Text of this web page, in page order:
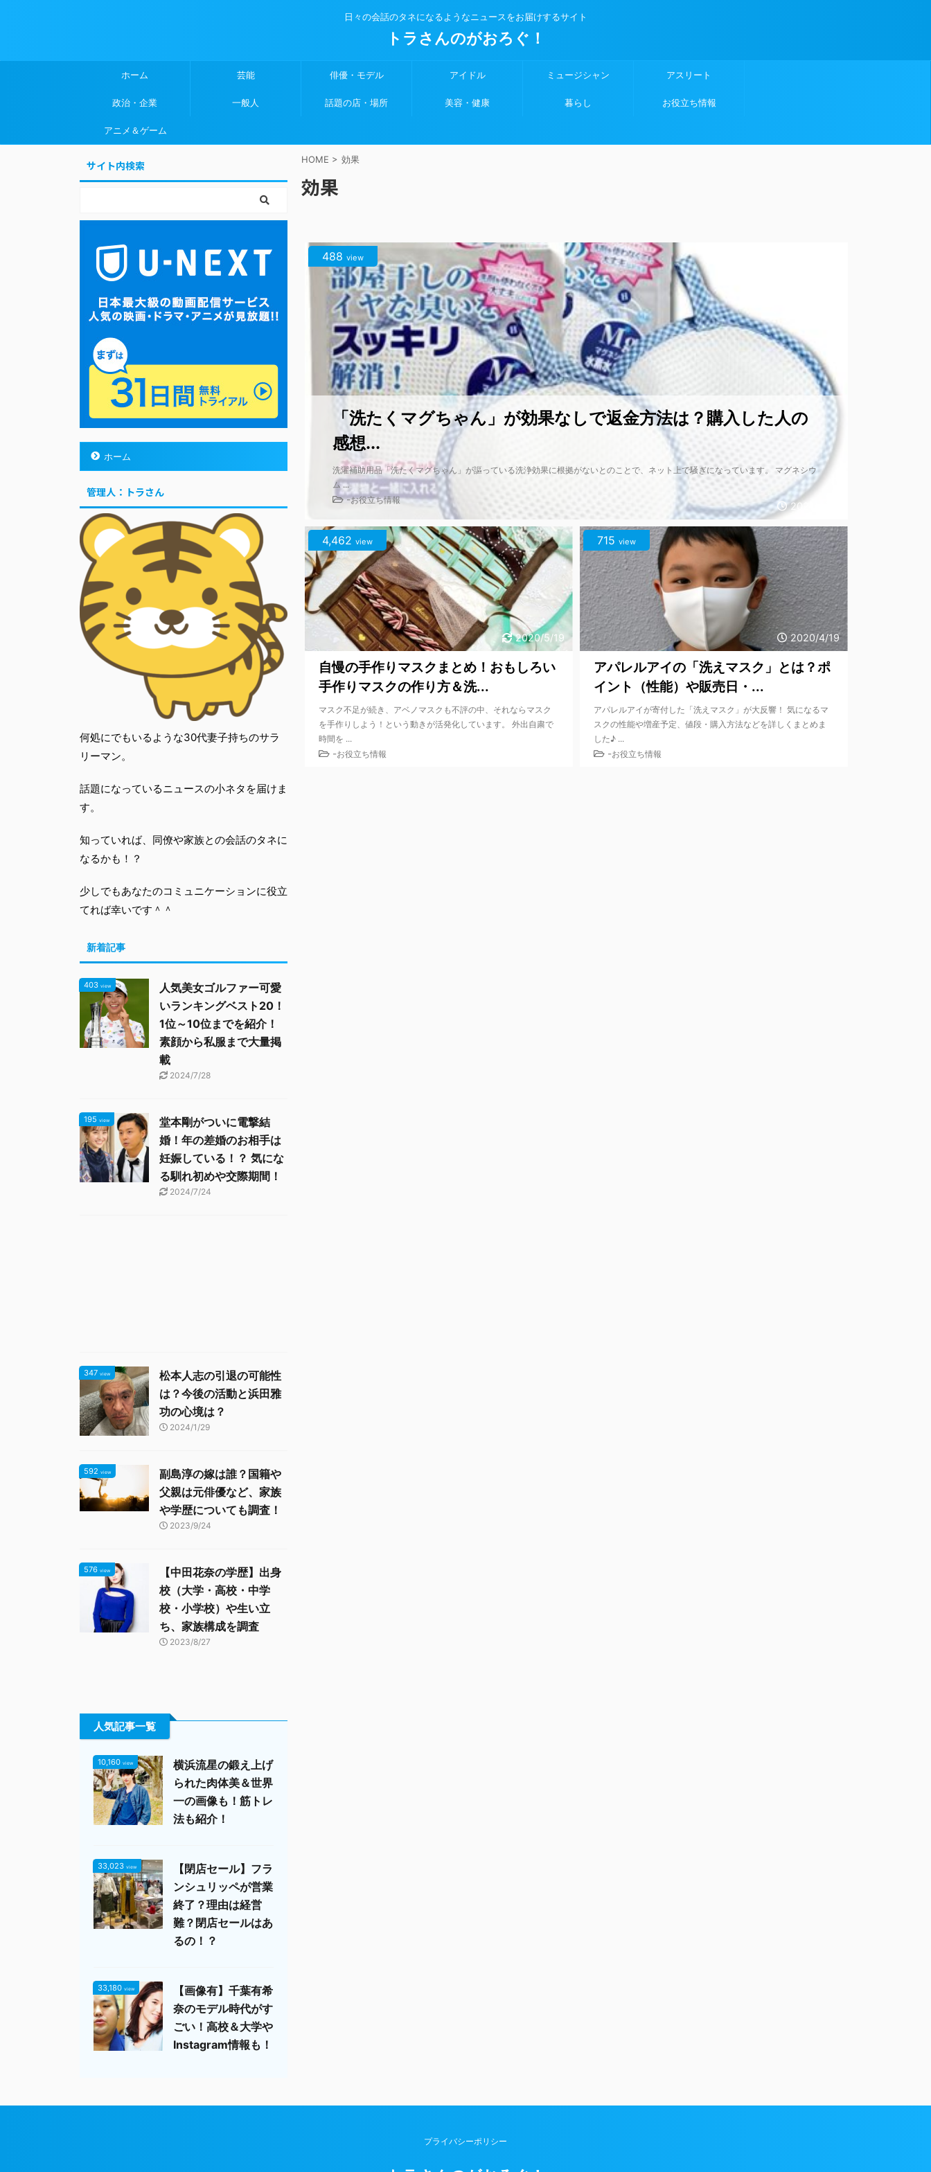
日々の会話のタネになるようなニュースをお届けするサイト
トラさんのがおろぐ！
ホーム 芸能 俳優・モデル アイドル ミュージシャン アスリート
政治・企業 一般人 話題の店・場所 美容・健康 暮らし お役立ち情報
アニメ＆ゲーム
HOME > 効果
効果
2021/4/29
488 view
「洗たくマグちゃん」が効果なしで返金方法は？購入した人の
感想...
洗濯補助用品「洗たくマグちゃん」が謳っている洗浄効果に根拠がないとのことで、ネット上で騒ぎになっています。 マグネシウ
ム ...
-お役立ち情報
2020/5/19
4,462 view
自慢の手作りマスクまとめ！おもしろい
手作りマスクの作り方＆洗...
マスク不足が続き、アベノマスクも不評の中、それならマスク
を手作りしよう！という動きが活発化しています。 外出自粛で
時間を ...
-お役立ち情報
2020/4/19
715 view
アパレルアイの「洗えマスク」とは？ポ
イント（性能）や販売日・...
アパレルアイが寄付した「洗えマスク」が大反響！ 気になるマ
スクの性能や増産予定、値段・購入方法などを詳しくまとめま
した♪ ...
-お役立ち情報
サイト内検索
ホーム
管理人：トラさん
何処にでもいるような30代妻子持ちのサラ
リーマン。
話題になっているニュースの小ネタを届けま
す。
知っていれば、同僚や家族との会話のタネに
なるかも！？
少しでもあなたのコミュニケーションに役立
てれば幸いです＾＾
新着記事
403 view
人気美女ゴルファー可愛
いランキングベスト20！
1位～10位までを紹介！
素顔から私服まで大量掲
載
2024/7/28
195 view
堂本剛がついに電撃結
婚！年の差婚のお相手は
妊娠している！？ 気にな
る馴れ初めや交際期間！
2024/7/24
347 view
松本人志の引退の可能性
は？今後の活動と浜田雅
功の心境は？
2024/1/29
592 view
副島淳の嫁は誰？国籍や
父親は元俳優など、家族
や学歴についても調査！
2023/9/24
576 view
【中田花奈の学歴】出身
校（大学・高校・中学
校・小学校）や生い立
ち、家族構成を調査
2023/8/27
人気記事一覧
10,160 view
横浜流星の鍛え上げ
られた肉体美＆世界
一の画像も！筋トレ
法も紹介！
33,023 view
【閉店セール】フラ
ンシュリッペが営業
終了？理由は経営
難？閉店セールはあ
るの！？
33,180 view
【画像有】千葉有希
奈のモデル時代がす
ごい！高校＆大学や
Instagram情報も！
プライバシーポリシー